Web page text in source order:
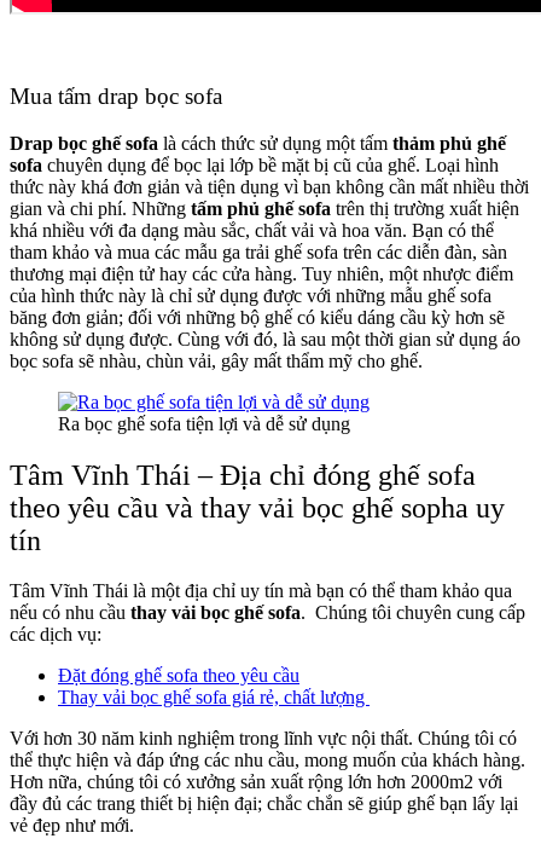
Mua tấm drap bọc sofa
Drap bọc ghế sofa là cách thức sử dụng một tấm thảm phủ ghế
sofa chuyên dụng để bọc lại lớp bề mặt bị cũ của ghế. Loại hình
thức này khá đơn giản và tiện dụng vì bạn không cần mất nhiều thời
gian và chi phí. Những tấm phủ ghế sofa trên thị trường xuất hiện
khá nhiều với đa dạng màu sắc, chất vải và hoa văn. Bạn có thể
tham khảo và mua các mẫu ga trải ghế sofa trên các diễn đàn, sàn
thương mại điện tử hay các cửa hàng. Tuy nhiên, một nhược điểm
của hình thức này là chỉ sử dụng được với những mẫu ghế sofa
băng đơn giản; đối với những bộ ghế có kiểu dáng cầu kỳ hơn sẽ
không sử dụng được. Cùng với đó, là sau một thời gian sử dụng áo
bọc sofa sẽ nhàu, chùn vải, gây mất thẩm mỹ cho ghế.
Ra bọc ghế sofa tiện lợi và dễ sử dụng
Tâm Vĩnh Thái – Địa chỉ đóng ghế sofa
theo yêu cầu và thay vải bọc ghế sopha uy
tín
Tâm Vĩnh Thái là một địa chỉ uy tín mà bạn có thể tham khảo qua
nếu có nhu cầu thay vải bọc ghế sofa. Chúng tôi chuyên cung cấp
các dịch vụ:
Đặt đóng ghế sofa theo yêu cầu
Thay vải bọc ghế sofa giá rẻ, chất lượng
Với hơn 30 năm kinh nghiệm trong lĩnh vực nội thất. Chúng tôi có
thể thực hiện và đáp ứng các nhu cầu, mong muốn của khách hàng.
Hơn nữa, chúng tôi có xưởng sản xuất rộng lớn hơn 2000m2 với
đầy đủ các trang thiết bị hiện đại; chắc chắn sẽ giúp ghế bạn lấy lại
vẻ đẹp như mới.